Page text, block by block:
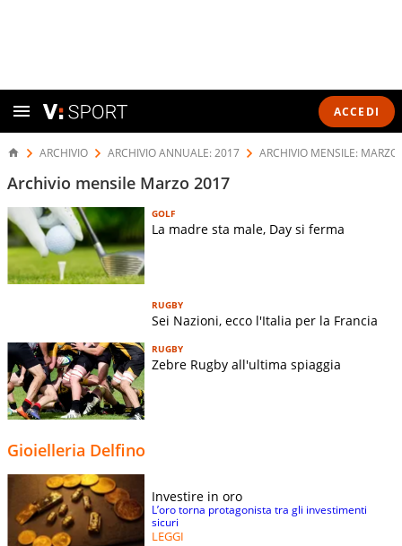
ACCEDI
ARCHIVIO ARCHIVIO ANNUALE: 2017 ARCHIVIO MENSILE:
Archivio mensile Marzo 2017
GOLF
La madre sta male, Day si ferma
RUGBY
Sei Nazioni, ecco l'Italia per la Francia
RUGBY
Zebre Rugby all'ultima spiaggia
Gioielleria Delfino
Investire in oro
L’oro torna protagonista tra gli investimenti
sicuri
LEGGI